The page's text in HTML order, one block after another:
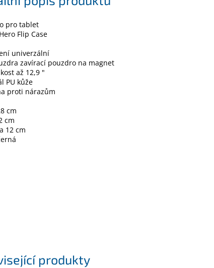
produkty
pro tablet
Flip Case
univerzální
zavírací pouzdro na magnet
až 12,9 "
PU kůže
proti nárazům
cm
cm
12 cm